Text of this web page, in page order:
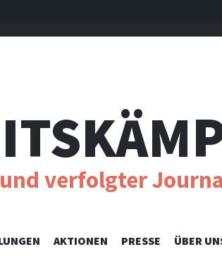
verfolgter
SKIP
AKTIONEN PRESSE ÜBER